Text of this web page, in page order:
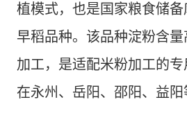
植模式，也是国家粮食储
早稻品种。该品种淀粉含
加工，是适配米粉加工的
在永州、岳阳、邵阳、益阳